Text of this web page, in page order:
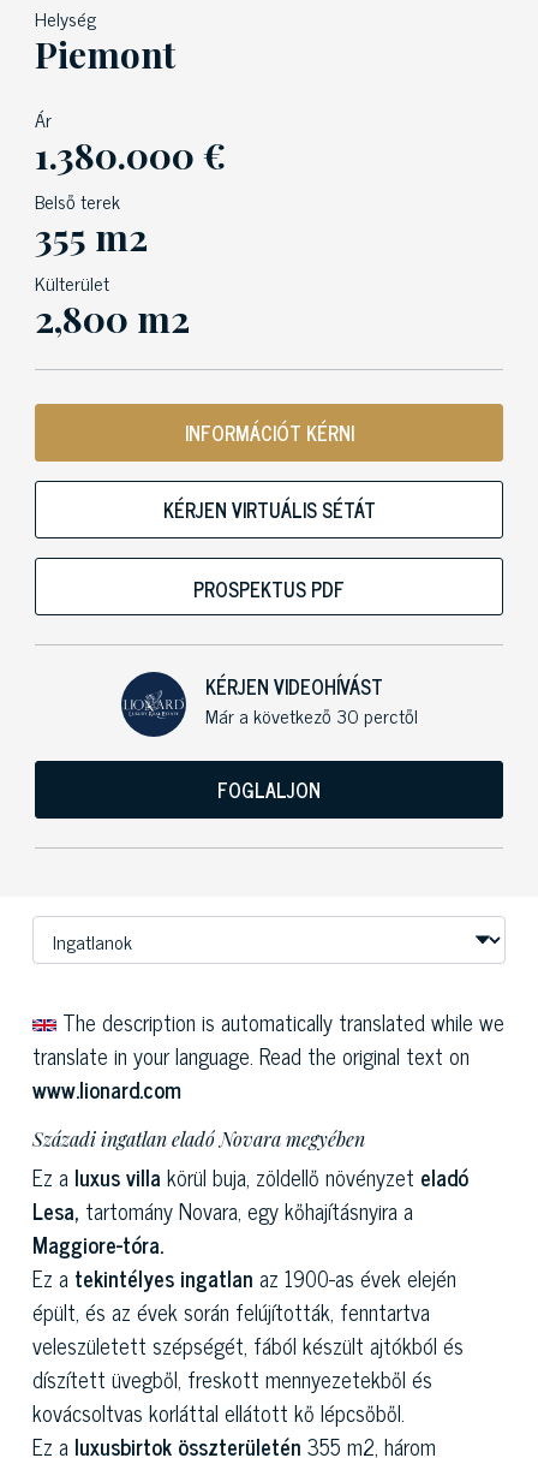
Helység
Piemont
Ár
1.380.000 €
Belső terek
355 m2
Külterület
2,800 m2
INFORMÁCIÓT KÉRNI
KÉRJEN VIRTUÁLIS SÉTÁT
PROSPEKTUS PDF
KÉRJEN VIDEOHÍVÁST
Már a következő 30 perctől
FOGLALJON
The description is automatically translated while we
translate in your language. Read the original text on
www.lionard.com
Századi ingatlan eladó Novara megyében
Ez a luxus villa körül buja, zöldellő növényzet eladó
Lesa, tartomány Novara, egy kőhajításnyira a
Maggiore-tóra.
Ez a tekintélyes ingatlan az 1900-as évek elején
épült, és az évek során felújították, fenntartva
veleszületett szépségét, fából készült ajtókból és
díszített üvegből, freskott mennyezetekből és
kovácsoltvas korláttal ellátott kő lépcsőből.
Ez a luxusbirtok összterületén 355 m2, három